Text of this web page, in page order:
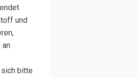
und
an
bitte